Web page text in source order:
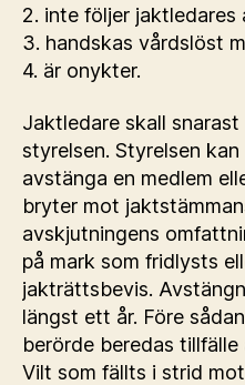
2. inte följer jaktledares
3. handskas vårdslöst
4. är onykter.
Jaktledare skall
styrelsen. Styrelsen
avstänga en medlem
bryter mot
avskjutningens
på mark som fridlysts
jakträttsbevis.
längst ett år. Före
berörde beredas
Vilt som fällts i strid